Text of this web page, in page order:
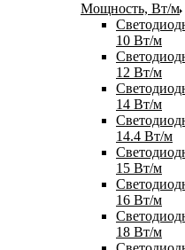
Мощность, Вт/м
10 Вт/м
12 Вт/м
14 Вт/м
14.4 Вт/м
15 Вт/м
16 Вт/м
18 Вт/м